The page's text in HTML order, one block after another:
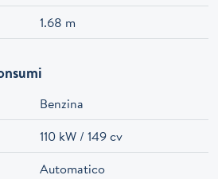
1.68 m
Benzina
110 kW / 149 cv
Automatico